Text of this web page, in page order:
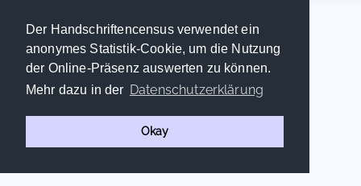
Der Handschriftencensus verwendet ein
anonymes Statistik-Cookie, um die Nutzung
der Online-Präsenz auswerten zu können.
Mehr dazu in der Datenschutzerklärung
Okay